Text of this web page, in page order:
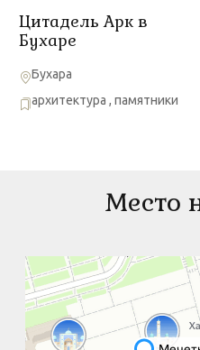
Цитадель Арк в
Бухаре
Бухара
архитектура , памятники
Место